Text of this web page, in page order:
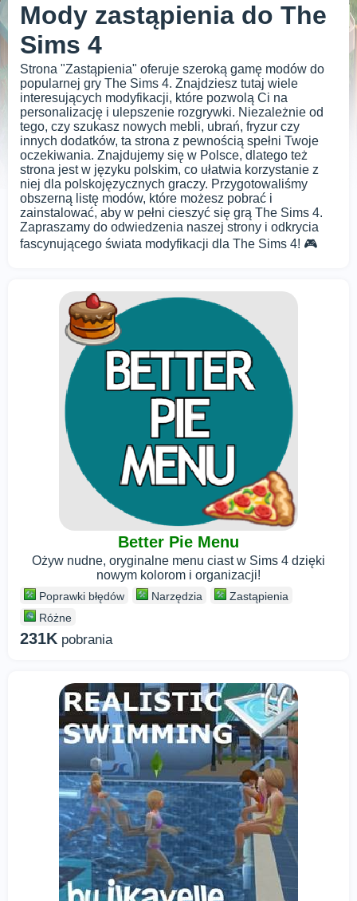
Mody zastąpienia do The
Sims 4
Strona "Zastąpienia" oferuje szeroką gamę modów do
popularnej gry The Sims 4. Znajdziesz tutaj wiele
interesujących modyfikacji, które pozwolą Ci na
personalizację i ulepszenie rozgrywki. Niezależnie od
tego, czy szukasz nowych mebli, ubrań, fryzur czy
innych dodatków, ta strona z pewnością spełni Twoje
oczekiwania. Znajdujemy się w Polsce, dlatego też
strona jest w języku polskim, co ułatwia korzystanie z
niej dla polskojęzycznych graczy. Przygotowaliśmy
obszerną listę modów, które możesz pobrać i
zainstalować, aby w pełni cieszyć się grą The Sims 4.
Zapraszamy do odwiedzenia naszej strony i odkrycia
fascynującego świata modyfikacji dla The Sims 4! 🎮
Better Pie Menu
Ożyw nudne, oryginalne menu ciast w Sims 4 dzięki
nowym kolorom i organizacji!
Poprawki błędów Narzędzia
Zastąpienia
Różne
231K pobrania